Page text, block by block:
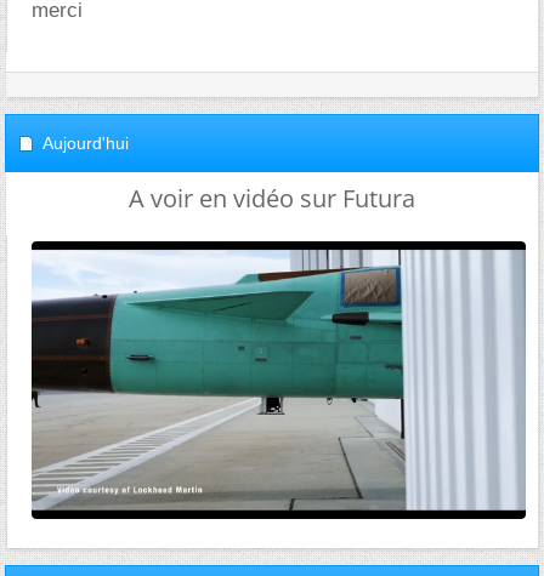
merci
Aujourd'hui
A voir en vidéo sur Futura